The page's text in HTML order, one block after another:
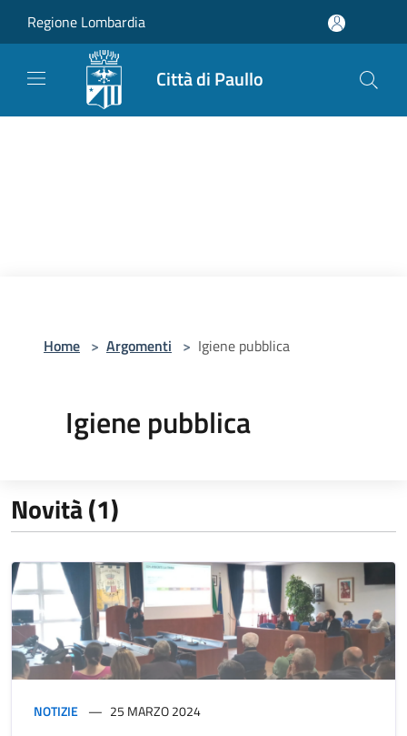
Regione Lombardia
Città di Paullo
Home > Argomenti > Igiene pubblica
Igiene pubblica
Novità (1)
NOTIZIE 25 MARZO 2024